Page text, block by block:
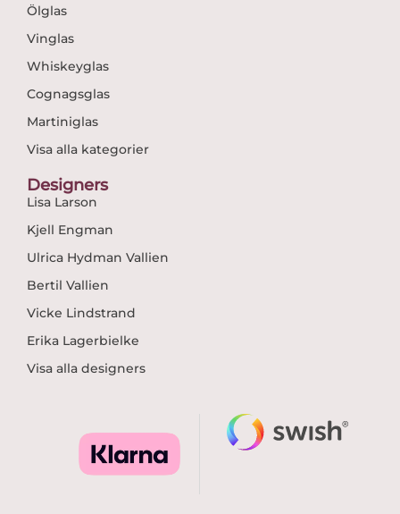
Ölglas
Vinglas
Whiskeyglas
Cognagsglas
Martiniglas
Visa alla kategorier
Designers
Lisa Larson
Kjell Engman
Ulrica Hydman Vallien
Bertil Vallien
Vicke Lindstrand
Erika Lagerbielke
Visa alla designers